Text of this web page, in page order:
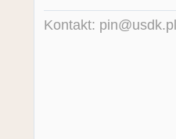
Kontakt: pin@usdk.pl